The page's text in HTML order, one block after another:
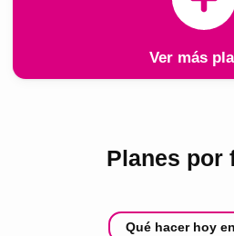
Ver más
Planes por
Qué hacer hoy